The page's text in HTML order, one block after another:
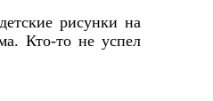
рисунки на
Кто-то не успел